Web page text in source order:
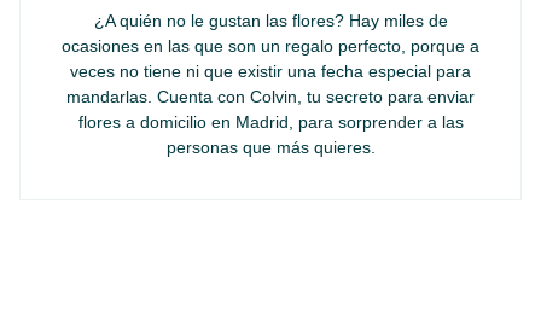
¿A quién no le gustan las flores? Hay miles de
ocasiones en las que son un regalo perfecto, porque a
veces no tiene ni que existir una fecha especial para
mandarlas. Cuenta con Colvin, tu secreto para enviar
flores a domicilio en Madrid, para sorprender a las
personas que más quieres.